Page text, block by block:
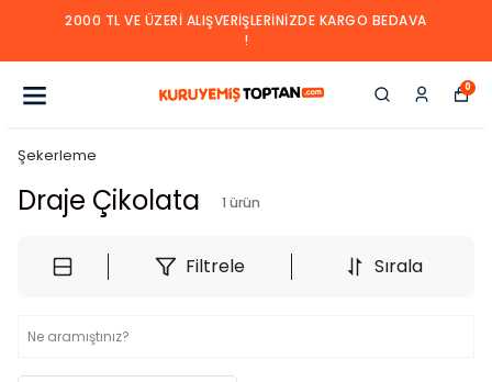
2000 TL VE ÜZERI ALIŞVERIŞLERINIZDE KARGO BEDAVA
0
Şekerleme
Draje Çikolata 1 ürün
Filtrele Sırala